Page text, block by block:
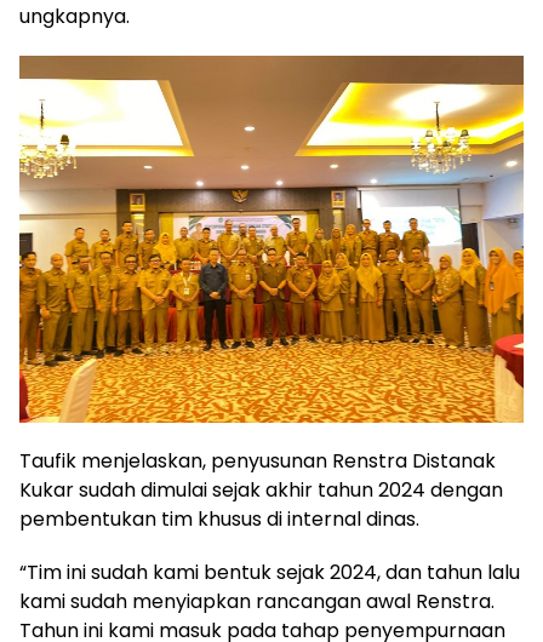
ungkapnya.
Taufik menjelaskan, penyusunan Renstra Distanak
Kukar sudah dimulai sejak akhir tahun 2024 dengan
pembentukan tim khusus di internal dinas.
“Tim ini sudah kami bentuk sejak 2024, dan tahun lalu
kami sudah menyiapkan rancangan awal Renstra.
Tahun ini kami masuk pada tahap penyempurnaan